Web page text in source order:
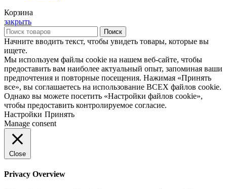
Корзина
закрыть
Поиск
Начните вводить текст, чтобы увидеть товары, которые вы
ищете.
Мы используем файлы cookie на нашем веб-сайте, чтобы
предоставить вам наиболее актуальный опыт, запоминая ваши
предпочтения и повторные посещения. Нажимая «Принять
все», вы соглашаетесь на использование ВСЕХ файлов cookie.
Однако вы можете посетить «Настройки файлов cookie»,
чтобы предоставить контролируемое согласие.
Настройки Принять
Manage consent
Close
Privacy Overview